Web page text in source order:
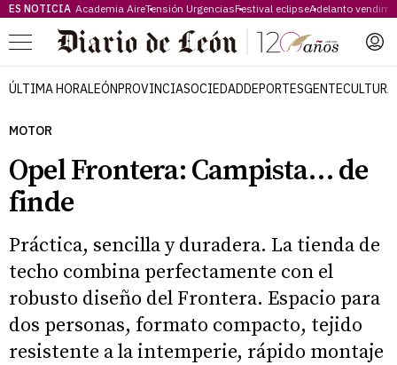
ES NOTICIA Academia AireTensión UrgenciasFestival eclipseAdelanto
Menú
ÚLTIMA HORALEÓNPROVINCIASOCIEDADDEPORTESGENTECULTURA
MOTOR
Opel Frontera: Campista… de
finde
Práctica, sencilla y duradera. La tienda de
techo combina perfectamente con el
robusto diseño del Frontera. Espacio para
dos personas, formato compacto, tejido
resistente a la intemperie, rápido montaje